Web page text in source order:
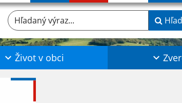
Hľadaný výraz...
Život v obci